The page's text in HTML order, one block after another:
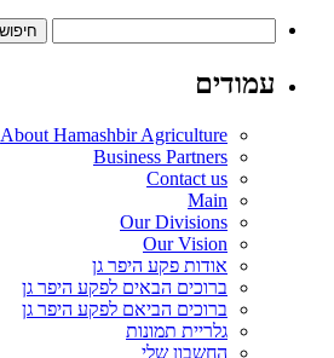
עמודים
About Hamashbir Agriculture
Business Partners
Contact us
Main
Our Divisions
Our Vision
אודות פקע היפר גן
ברוכים הבאים לפקע היפר גן
ברוכים הביאם לפקע היפר גן
גלריית תמונות
החשבון שלי